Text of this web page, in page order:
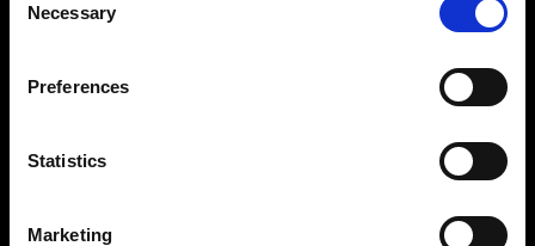
Selection
Necessary
Preferences
Statistics
Marketing